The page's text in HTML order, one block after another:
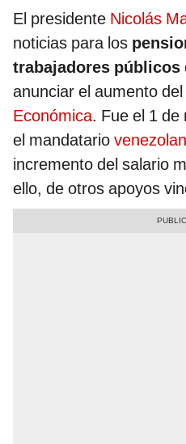
El presidente Nicolás
noticias para los
trabajadores públicos
anunciar el aumento del
Económica. Fue el 1 de
el mandatario
incremento del salario
ello, de otros apoyos